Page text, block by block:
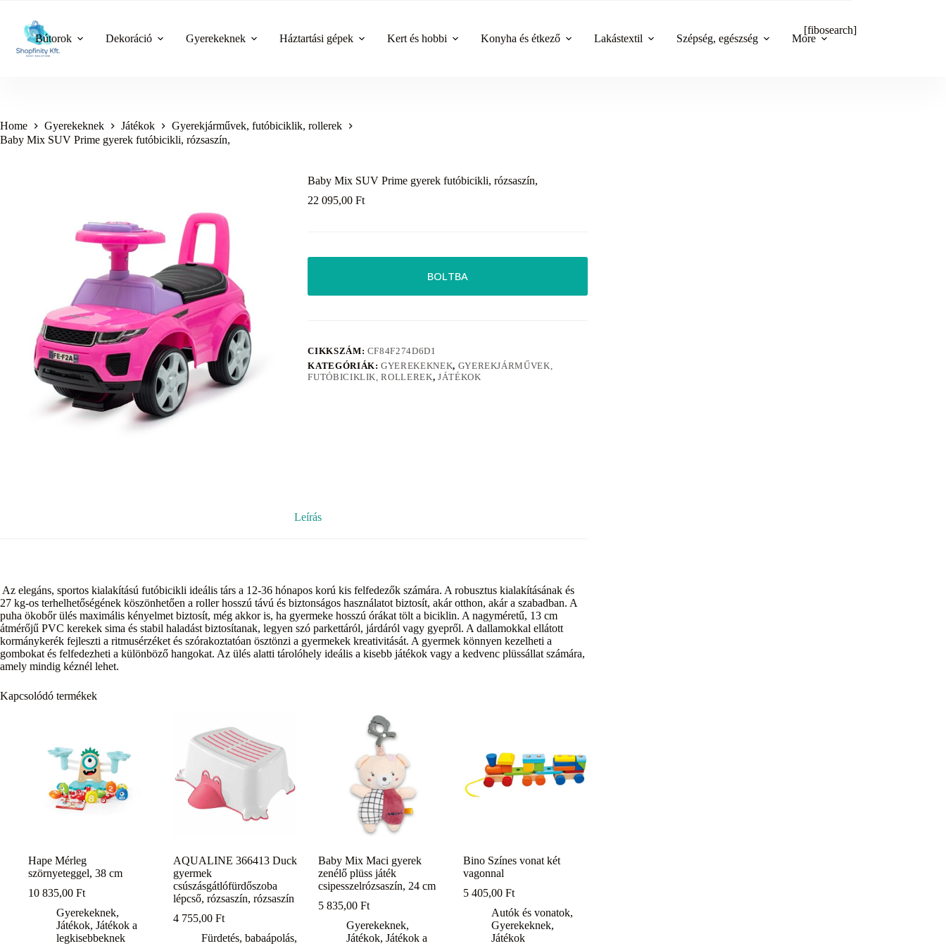
content
Bútorok Dekoráció Gyerekeknek Háztartási gépek Kert és hobbi Konyha és étkező Lakástextil Szépség, egészség More
[fibosearch]
Home Gyerekeknek Játékok
Gyerekjárművek, futóbiciklik, rollerek
Baby Mix SUV Prime gyerek futóbicikli, rózsaszín,
Baby Mix SUV Prime gyerek futóbicikli, rózsaszín,
22 095,00Ft
BOLTBA
CIKKSZÁM: CF84F274D6D1
KATEGÓRIÁK:GYEREKEKNEK, GYEREKJÁRMŰVEK,
FUTÓBICIKLIK, ROLLEREK, JÁTÉKOK
Leírás
Az elegáns, sportos kialakítású futóbicikli ideális társ a 12-36 hónapos korú kis felfedezők számára. A robusztus kialakításának és
27 kg-os terhelhetőségének köszönhetően a roller hosszú távú és biztonságos használatot biztosít, akár otthon, akár a szabadban. A
puha ökobőr ülés maximális kényelmet biztosít, még akkor is, ha gyermeke hosszú órákat tölt a biciklin. A nagyméretű, 13 cm
átmérőjű PVC kerekek sima és stabil haladást biztosítanak, legyen szó parkettáról, járdáról vagy gyepről. A dallamokkal ellátott
kormánykerék fejleszti a ritmusérzéket és szórakoztatóan ösztönzi a gyermekek kreativitását. A gyermek könnyen kezelheti a
gombokat és felfedezheti a különböző hangokat. Az ülés alatti tárolóhely ideális a kisebb játékok vagy a kedvenc plüssállat számára,
amely mindig kéznél lehet.
Kapcsolódó termékek
Hape Mérleg
szörnyeteggel, 38 cm
10 835,00 Ft
Gyerekeknek,
Játékok, Játékok a
legkisebbeknek
AQUALINE 366413 Duck
gyermek
csúszásgátlófürdőszoba
lépcső, rózsaszín, rózsaszín
4 755,00Ft
Fürdetés, babaápolás,
Baby Mix Maci gyerek
zenélő plüss játék
csipesszelrózsaszín, 24 cm
5 835,00Ft
Gyerekeknek,
Játékok,Játékok a
Bino Színes vonat két
vagonnal
5 405,00Ft
Autók és vonatok,
Gyerekeknek,
Játékok